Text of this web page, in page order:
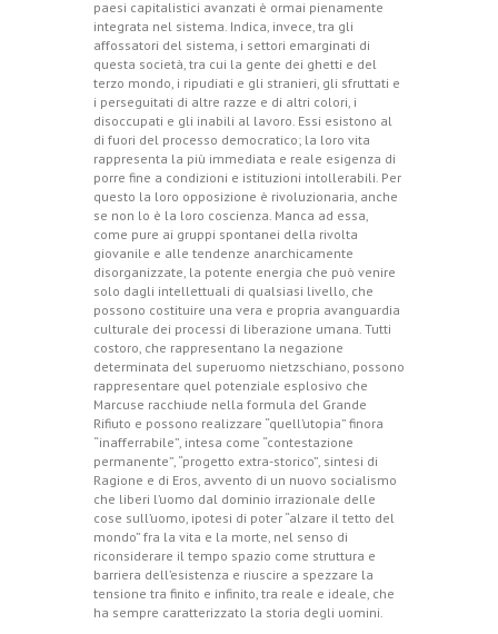
paesi capitalistici avanzati è ormai pienamente
integrata nel sistema. Indica, invece, tra gli
affossatori del sistema, i settori emarginati di
questa società, tra cui la gente dei ghetti e del
terzo mondo, i ripudiati e gli stranieri, gli sfruttati e
i perseguitati di altre razze e di altri colori, i
disoccupati e gli inabili al lavoro. Essi esistono al
di fuori del processo democratico; la loro vita
rappresenta la più immediata e reale esigenza di
porre fine a condizioni e istituzioni intollerabili. Per
questo la loro opposizione è rivoluzionaria, anche
se non lo è la loro coscienza. Manca ad essa,
come pure ai gruppi spontanei della rivolta
giovanile e alle tendenze anarchicamente
disorganizzate, la potente energia che può venire
solo dagli intellettuali di qualsiasi livello, che
possono costituire una vera e propria avanguardia
culturale dei processi di liberazione umana. Tutti
costoro, che rappresentano la negazione
determinata del superuomo nietzschiano, possono
rappresentare quel potenziale esplosivo che
Marcuse racchiude nella formula del Grande
Rifiuto e possono realizzare “quell’utopia” finora
“inafferrabile”, intesa come “contestazione
permanente”, “progetto extra-storico”, sintesi di
Ragione e di Eros, avvento di un nuovo socialismo
che liberi l’uomo dal dominio irrazionale delle
cose sull’uomo, ipotesi di poter “alzare il tetto del
mondo” fra la vita e la morte, nel senso di
riconsiderare il tempo spazio come struttura e
barriera dell’esistenza e riuscire a spezzare la
tensione tra finito e infinito, tra reale e ideale, che
ha sempre caratterizzato la storia degli uomini.